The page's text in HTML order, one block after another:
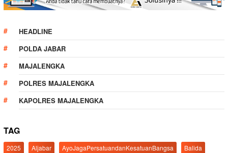
HEADLINE
POLDA JABAR
MAJALENGKA
POLRES MAJALENGKA
KAPOLRES MAJALENGKA
TAG
2025 Aljabar AyoJagaPersatuandanKesatuanBangsa
Balida